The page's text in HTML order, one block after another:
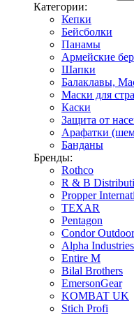
Категории:
Кепки
Бейсболки
Панамы
Армейские
Шапки
Балаклавы,
Маски для
Каски
Защита от
Арафатки
Банданы
Бренды:
Rothco
R & B
Propper
TEXAR
Pentagon
Condor Outdoor
Alpha Industries
Entire M
Bilal Brothers
EmersonGear
KOMBAT UK
Stich Profi